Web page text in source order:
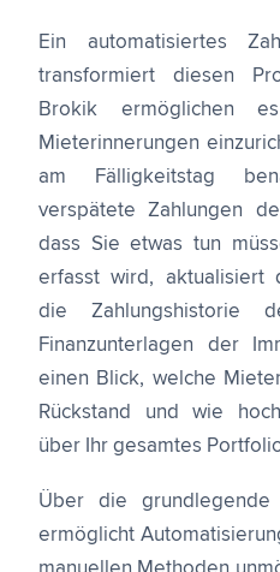
Ein automatisiertes
transformiert diesen
Brokik ermöglichen
Mieterinnerungen
am Fälligkeitstag
verspätete Zahlungen
dass Sie etwas tun
erfasst wird, aktualisiert
die Zahlungshistorie
Finanzunterlagen der
einen Blick, welche
Rückstand und wie
über Ihr gesamtes
Über die grundlegende
ermöglicht